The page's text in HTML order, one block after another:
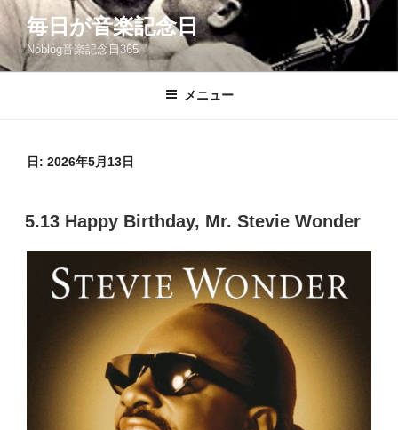
コ
テ
ン
毎日が音楽記念日
Noblog音楽記念日365
メニュー
日: 2026年5月13日
投
稿
5.13 Happy Birthday, Mr. Stevie Wonder